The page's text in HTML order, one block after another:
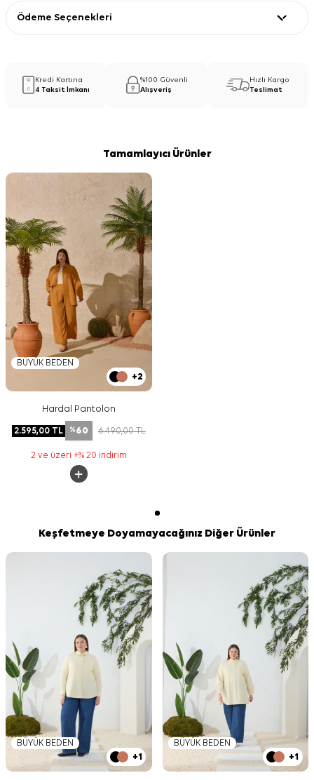
Ödeme Seçenekleri
Kredi Kartına
4 Taksit İmkanı
%100 Güvenli
Alışveriş
Hızlı Kargo
Teslimat
Tamamlayıcı Ürünler
BÜYÜK BEDEN
+2
Hardal Pantolon
2.595,00TL %60 6.490,00TL
2 ve üzeri +% 20 indirim
Keşfetmeye Doyamayacağınız Diğer Ürünler
BÜYÜK BEDEN
+1
BÜYÜK BEDEN
+1